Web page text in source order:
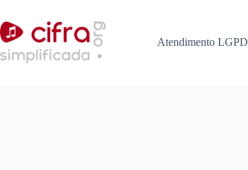
o
conteúdo
Atendimento LGPD